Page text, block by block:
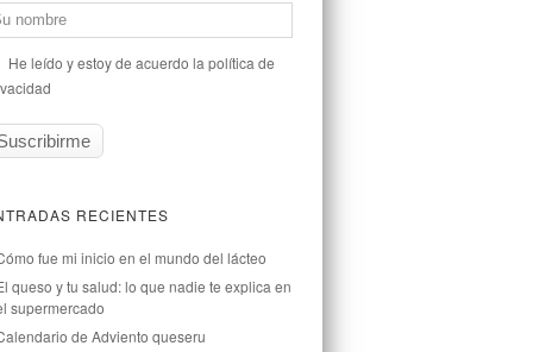
He leído y estoy de acuerdo la política de
RECIENTES
fue mi inicio en el mundo del lácteo
queso y tu salud: lo que nadie te explica en
supermercado
de Adviento queseru